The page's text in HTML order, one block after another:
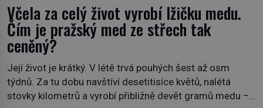
Včela za celý život vyrobí lžičku medu.
Čím je pražský med ze střech tak
ceněný?
Její život je krátký. V létě trvá pouhých šest až osm
týdnů. Za tu dobu navštíví desetitisíce květů, nalétá
stovky kilometrů a vyrobí přibližně devět gramů medu –